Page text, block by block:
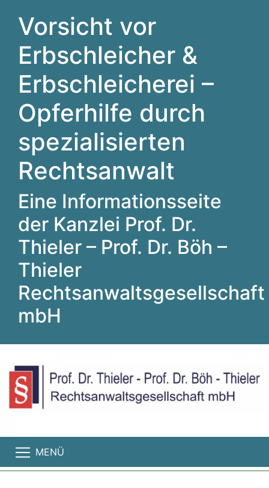
Vorsicht vor
Erbschleicher &
Erbschleicherei –
Opferhilfe durch
spezialisierten
Rechtsanwalt
Eine Informationsseite
der Kanzlei Prof. Dr.
Thieler – Prof. Dr. Böh –
Thieler
Rechtsanwaltsgesellschaft
mbH
MENÜ